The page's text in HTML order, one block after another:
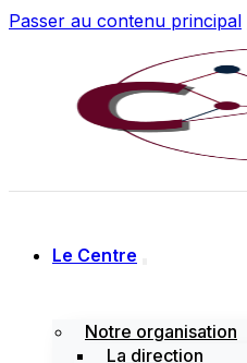
Passer au contenu principal
Le Centre
Notre organisation
La direction